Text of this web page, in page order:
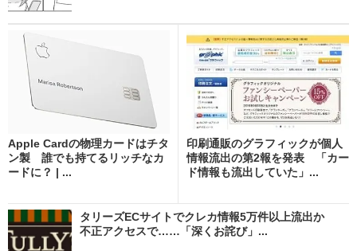
Apple Cardの物理カードはチタ
ン製 誰でも持てるリッチなカ
ードに？ | ...
印刷通販のグラフィックが個人
情報流出の第2報を発表 「カー
ド情報も流出していた」...
タリーズECサイトでクレカ情報5万件以上流出か
不正アクセスで……「深くお詫び」...